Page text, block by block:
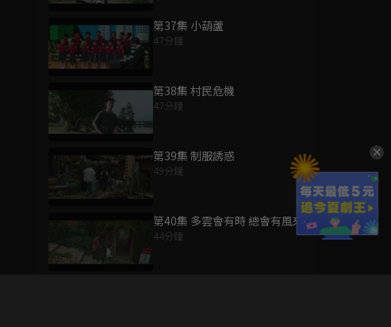
第37集 小葫蘆
47分鐘
第38集 村民危機
47分鐘
第39集 制服誘惑
49分鐘
第40集 多雲會有時 總會有風來
44分鐘